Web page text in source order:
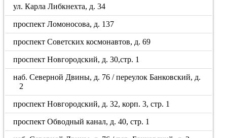
ул. Карла Либкнехта, д. 34
проспект Ломоносова, д. 137
проспект Советских космонавтов, д. 69
проспект Новгородский, д. 30,стр. 1
наб. Северной Двины, д. 76 / переулок Банковский, д.
2
проспект Новгородский, д. 32, корп. 3, стр. 1
проспект Обводный канал, д. 40, стр. 1